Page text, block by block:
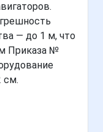
— до 1 м, что
Приказа №
см.